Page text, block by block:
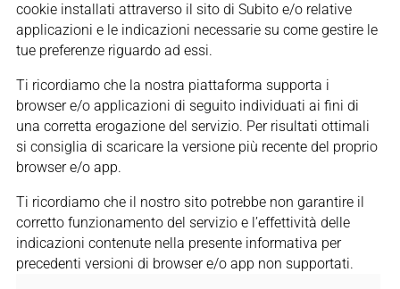
cookie installati attraverso il sito di Subito e/o relative
applicazioni e le indicazioni necessarie su come gestire le
tue preferenze riguardo ad essi.
Ti ricordiamo che la nostra piattaforma supporta i
browser e/o applicazioni di seguito individuati ai fini di
una corretta erogazione del servizio. Per risultati ottimali
si consiglia di scaricare la versione più recente del proprio
browser e/o app.
Ti ricordiamo che il nostro sito potrebbe non garantire il
corretto funzionamento del servizio e l’effettività delle
indicazioni contenute nella presente informativa per
precedenti versioni di browser e/o app non supportati.